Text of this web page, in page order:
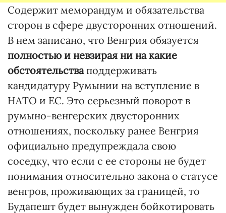
Содержит меморандум и обязательства
сторон в сфере двусторонних отношений.
В нем записано, что Венгрия обязуется
полностью и невзирая ни на какие
обстоятельстваподдерживать
кандидатуру Румынии на вступление в
НАТО и ЕС. Это серьезный поворот в
румыно-венгерских двусторонних
отношениях, поскольку ранее Венгрия
официально предупреждала свою
соседку, что если с ее стороны не будет
понимания относительно закона о статусе
венгров, проживающих за границей, то
Будапешт будет вынужден бойкотировать